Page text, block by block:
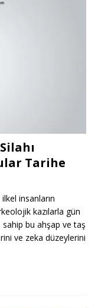
Tarihe
insanların
kazılarla gün
sahip bu ahşap ve taş
ve zeka düzeylerini